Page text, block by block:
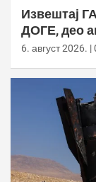
Извештај
ДОГЕ, део
6. август 2026. |